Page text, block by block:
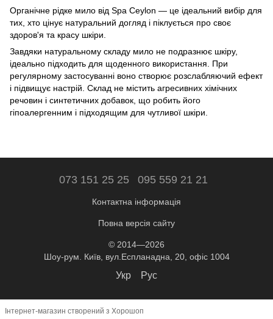
Органічне рідке мило від Spa Ceylon — це ідеальний вибір для
тих, хто цінує натуральний догляд і піклується про своє
здоров'я та красу шкіри.
Завдяки натуральному складу мило не подразнює шкіру,
ідеально підходить для щоденного використання. При
регулярному застосуванні воно створює розслабляючий ефект
і підвищує настрій. Склад не містить агресивних хімічних
речовин і синтетичних добавок, що робить його
гіпоалергенним і підходящим для чутливої шкіри.
073 151 25 25 095 559 21 21
Контактна інформація
Повна версія сайту
© 2014—2026
Шоу-рум. Київ, вул.Еспланадна, 20, офіс 1004
Укр Рус
Інтернет-магазин створений з Хорошоп